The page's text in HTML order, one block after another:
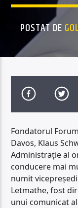
POSTAT DE
Fondatorul
Davos, Klaus
Administraţie al
conducere mai
numit
Letmathe, fost
unui comunicat